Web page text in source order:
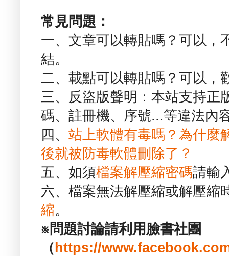
常見問題：
一、文章可以轉貼嗎？可以，
結。
二、載點可以轉貼嗎？可以，
三、反盜版聲明：本站支持正
碼、註冊機、序號...等違法內
四、 站上軟體有毒嗎？為什麼
後就被防毒軟體刪除了？
五、如須檔案解壓縮密碼請輸
六、檔案無法解壓縮或解壓縮
縮。
※問題討論請利用臉書社團
（ https://